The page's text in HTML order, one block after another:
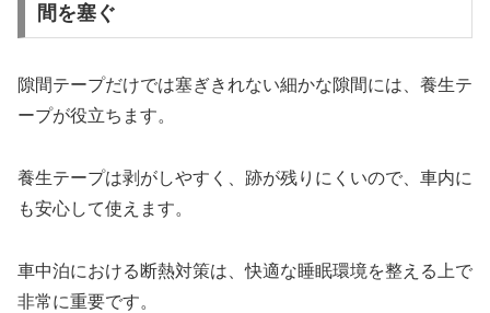
間を塞ぐ
隙間テープだけでは塞ぎきれない細かな隙間には、養生テ
ープが役立ちます。
養生テープは剥がしやすく、跡が残りにくいので、車内に
も安心して使えます。
車中泊における断熱対策は、快適な睡眠環境を整える上で
非常に重要です。